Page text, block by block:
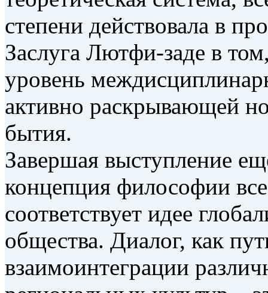
степени действовала в
Заслуга Лютфи-заде в
уровень
активно раскрывающей
бытия.
Завершая выступление
концепция философии
соответствует идее
общества. Диалог, как
взаимоинтеграции